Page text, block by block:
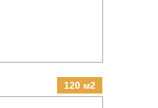
120 м2